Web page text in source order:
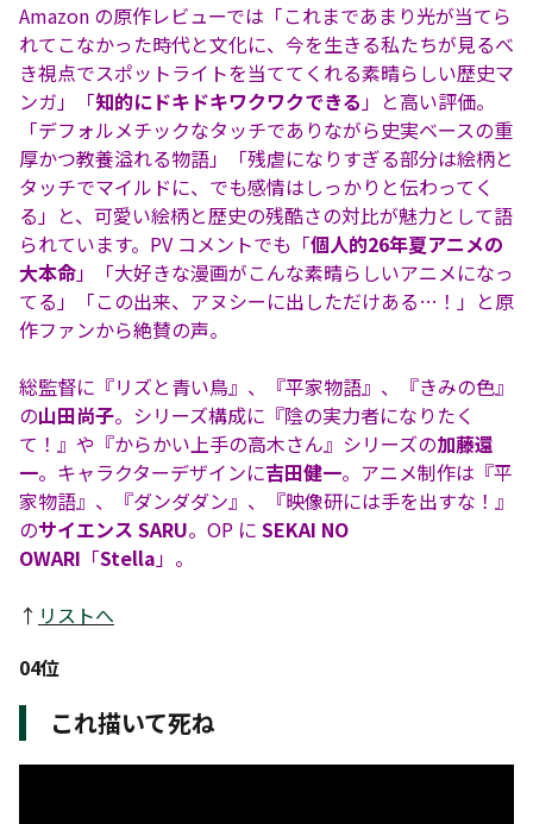
Amazon の原作レビューでは「これまであまり光が当てら
れてこなかった時代と文化に、今を生きる私たちが見るべ
き視点でスポットライトを当ててくれる素晴らしい歴史マ
ンガ」「知的にドキドキワクワクできる」と高い評価。
「デフォルメチックなタッチでありながら史実ベースの重
厚かつ教養溢れる物語」「残虐になりすぎる部分は絵柄と
タッチでマイルドに、でも感情はしっかりと伝わってく
る」と、可愛い絵柄と歴史の残酷さの対比が魅力として語
られています。PV コメントでも「個人的26年夏アニメの
大本命」「大好きな漫画がこんな素晴らしいアニメになっ
てる」「この出来、アヌシーに出しただけある…！」と原
作ファンから絶賛の声。
総監督に『リズと青い鳥』、『平家物語』、『きみの色』
の山田尚子。シリーズ構成に『陰の実力者になりたく
て！』や『からかい上手の高木さん』シリーズの加藤還
一。キャラクターデザインに吉田健一。アニメ制作は『平
家物語』、『ダンダダン』、『映像研には手を出すな！』
のサイエンス SARU。OP に SEKAI NO
OWARI 「Stella」。
↑ リストへ
04位
これ描いて死ね